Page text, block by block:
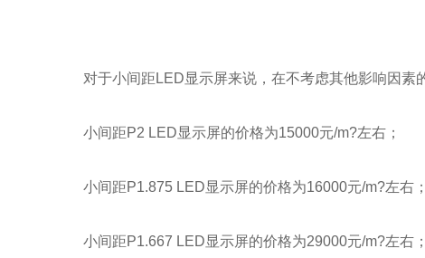
对于小间距LED显示屏来说，在不考虑其他影响因素
小间距P2 LED显示屏的价格为15000元/m?左右；
小间距P1.875 LED显示屏的价格为16000元/m?左右；
小间距P1.667 LED显示屏的价格为29000元/m?左右；